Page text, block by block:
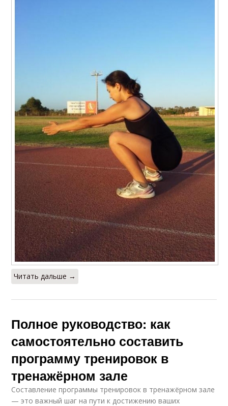
Читать дальше →
Полное руководство: как
самостоятельно составить
программу тренировок в
тренажёрном зале
Составление программы тренировок в тренажёрном зале
— это важный шаг на пути к достижению ваших